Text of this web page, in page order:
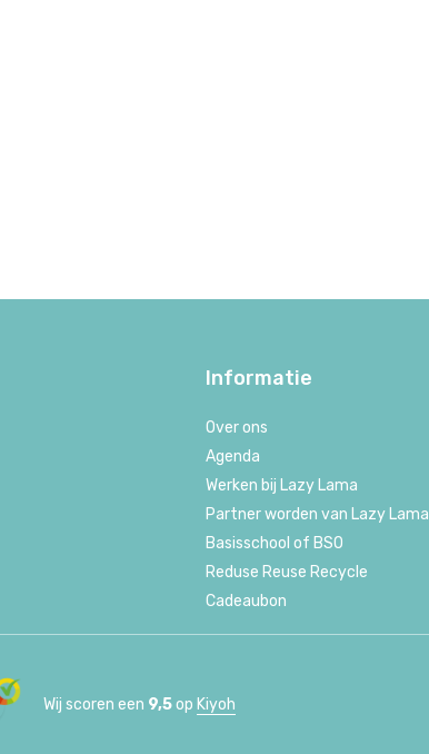
Informatie
Over ons
Agenda
Werken bij Lazy Lama
Partner worden van Lazy Lama
Basisschool of BSO
Reduse Reuse Recycle
Cadeaubon
Wij scoren een 9,5op Kiyoh